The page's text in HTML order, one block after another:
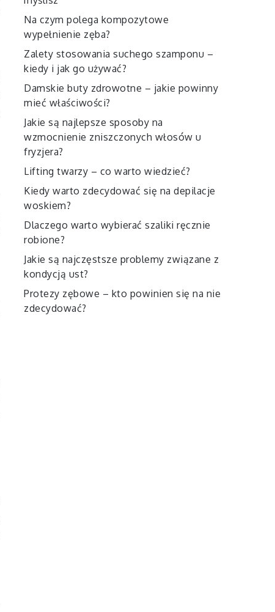
Na czym polega kompozytowe
wypełnienie zęba?
Zalety stosowania suchego szamponu –
kiedy i jak go używać?
Damskie buty zdrowotne – jakie powinny
mieć właściwości?
Jakie są najlepsze sposoby na
wzmocnienie zniszczonych włosów u
fryzjera?
Lifting twarzy – co warto wiedzieć?
Kiedy warto zdecydować się na depilacje
woskiem?
Dlaczego warto wybierać szaliki ręcznie
robione?
Jakie są najczęstsze problemy związane z
kondycją ust?
Protezy zębowe – kto powinien się na nie
zdecydować?